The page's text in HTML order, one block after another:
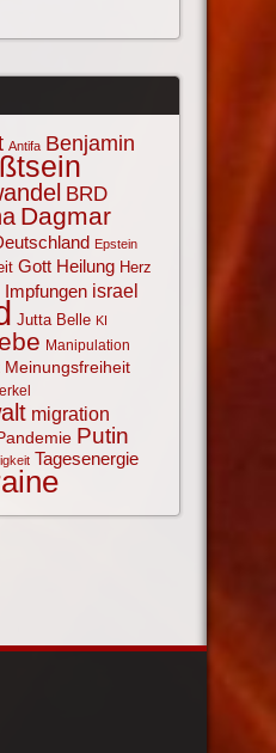
Antifa Benjamin
BRD
Dagmar
Epstein
Gott Heilung Herz
Impfungen israel
Jutta Belle KI
Manipulation
Meinungsfreiheit
migration
Putin
Tagesenergie